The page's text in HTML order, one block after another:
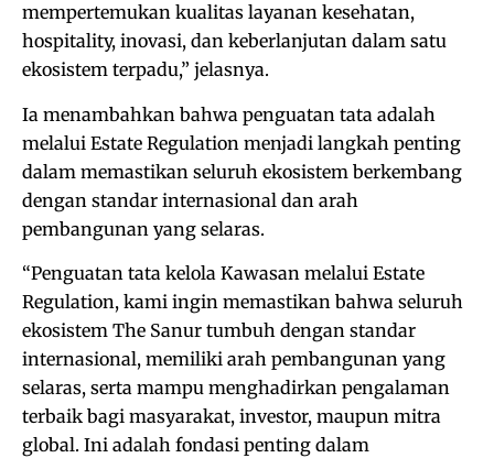
mempertemukan kualitas layanan kesehatan,
hospitality, inovasi, dan keberlanjutan dalam satu
ekosistem terpadu,” jelasnya.
Ia menambahkan bahwa penguatan tata adalah
melalui Estate Regulation menjadi langkah penting
dalam memastikan seluruh ekosistem berkembang
dengan standar internasional dan arah
pembangunan yang selaras.
“Penguatan tata kelola Kawasan melalui Estate
Regulation, kami ingin memastikan bahwa seluruh
ekosistem The Sanur tumbuh dengan standar
internasional, memiliki arah pembangunan yang
selaras, serta mampu menghadirkan pengalaman
terbaik bagi masyarakat, investor, maupun mitra
global. Ini adalah fondasi penting dalam